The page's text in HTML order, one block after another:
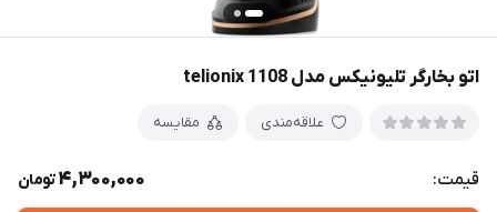
اتو بخارگر تلیونیکس مدل 1108 telionix
علاقه‌مندی مقایسه
قیمت: 4,300,000تومان